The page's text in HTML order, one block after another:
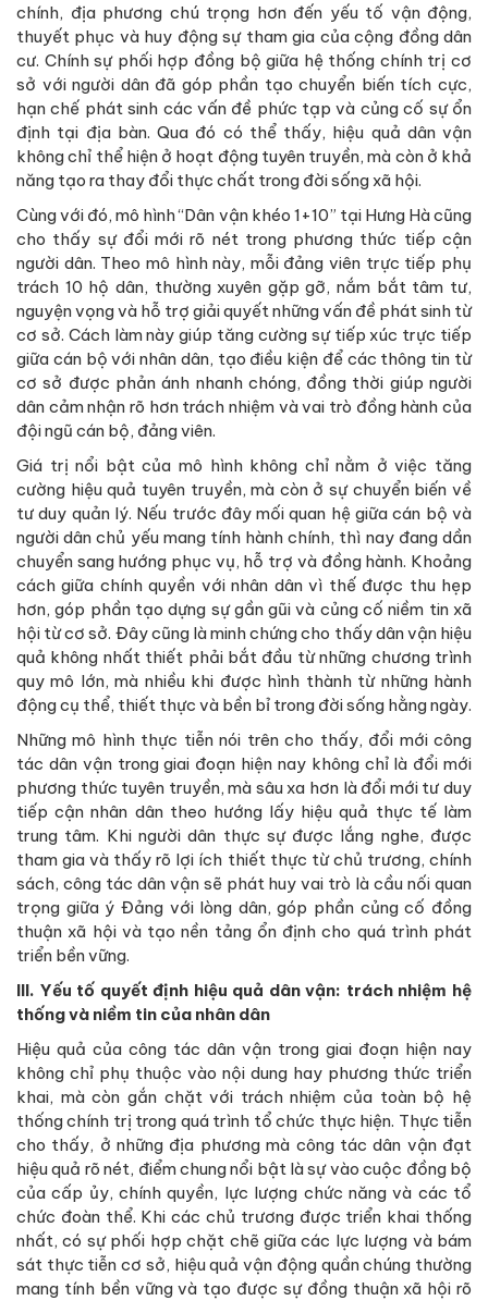
chính, địa phương chú trọng hơn đến yếu tố vận động,
thuyết phục và huy động sự tham gia của cộng đồng dân
cư. Chính sự phối hợp đồng bộ giữa hệ thống chính trị cơ
sở với người dân đã góp phần tạo chuyển biến tích cực,
hạn chế phát sinh các vấn đề phức tạp và củng cố sự ổn
định tại địa bàn. Qua đó có thể thấy, hiệu quả dân vận
không chỉ thể hiện ở hoạt động tuyên truyền, mà còn ở khả
năng tạo ra thay đổi thực chất trong đời sống xã hội.
Cùng với đó, mô hình “Dân vận khéo 1+10” tại Hưng Hà cũng
cho thấy sự đổi mới rõ nét trong phương thức tiếp cận
người dân. Theo mô hình này, mỗi đảng viên trực tiếp phụ
trách 10 hộ dân, thường xuyên gặp gỡ, nắm bắt tâm tư,
nguyện vọng và hỗ trợ giải quyết những vấn đề phát sinh từ
cơ sở. Cách làm này giúp tăng cường sự tiếp xúc trực tiếp
giữa cán bộ với nhân dân, tạo điều kiện để các thông tin từ
cơ sở được phản ánh nhanh chóng, đồng thời giúp người
dân cảm nhận rõ hơn trách nhiệm và vai trò đồng hành của
đội ngũ cán bộ, đảng viên.
Giá trị nổi bật của mô hình không chỉ nằm ở việc tăng
cường hiệu quả tuyên truyền, mà còn ở sự chuyển biến về
tư duy quản lý. Nếu trước đây mối quan hệ giữa cán bộ và
người dân chủ yếu mang tính hành chính, thì nay đang dần
chuyển sang hướng phục vụ, hỗ trợ và đồng hành. Khoảng
cách giữa chính quyền với nhân dân vì thế được thu hẹp
hơn, góp phần tạo dựng sự gần gũi và củng cố niềm tin xã
hội từ cơ sở. Đây cũng là minh chứng cho thấy dân vận hiệu
quả không nhất thiết phải bắt đầu từ những chương trình
quy mô lớn, mà nhiều khi được hình thành từ những hành
động cụ thể, thiết thực và bền bỉ trong đời sống hằng ngày.
Những mô hình thực tiễn nói trên cho thấy, đổi mới công
tác dân vận trong giai đoạn hiện nay không chỉ là đổi mới
phương thức tuyên truyền, mà sâu xa hơn là đổi mới tư duy
tiếp cận nhân dân theo hướng lấy hiệu quả thực tế làm
trung tâm. Khi người dân thực sự được lắng nghe, được
tham gia và thấy rõ lợi ích thiết thực từ chủ trương, chính
sách, công tác dân vận sẽ phát huy vai trò là cầu nối quan
trọng giữa ý Đảng với lòng dân, góp phần củng cố đồng
thuận xã hội và tạo nền tảng ổn định cho quá trình phát
triển bền vững.
III. Yếu tố quyết định hiệu quả dân vận: trách nhiệm hệ
thống và niềm tin của nhân dân
Hiệu quả của công tác dân vận trong giai đoạn hiện nay
không chỉ phụ thuộc vào nội dung hay phương thức triển
khai, mà còn gắn chặt với trách nhiệm của toàn bộ hệ
thống chính trị trong quá trình tổ chức thực hiện. Thực tiễn
cho thấy, ở những địa phương mà công tác dân vận đạt
hiệu quả rõ nét, điểm chung nổi bật là sự vào cuộc đồng bộ
của cấp ủy, chính quyền, lực lượng chức năng và các tổ
chức đoàn thể. Khi các chủ trương được triển khai thống
nhất, có sự phối hợp chặt chẽ giữa các lực lượng và bám
sát thực tiễn cơ sở, hiệu quả vận động quần chúng thường
mang tính bền vững và tạo được sự đồng thuận xã hội rõ